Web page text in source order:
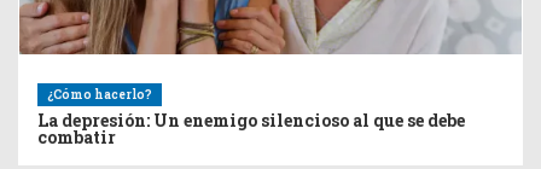
¿Cómo hacerlo?
La depresión: Un enemigo silencioso al que se debe
combatir